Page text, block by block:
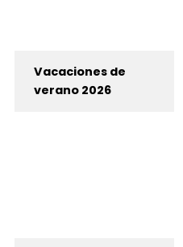
Vacaciones de
verano 2026